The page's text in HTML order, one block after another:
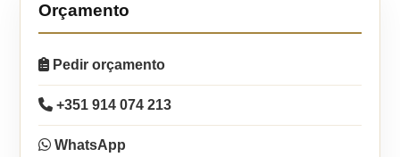
Orçamento
Pedir orçamento
+351 914 074 213
WhatsApp